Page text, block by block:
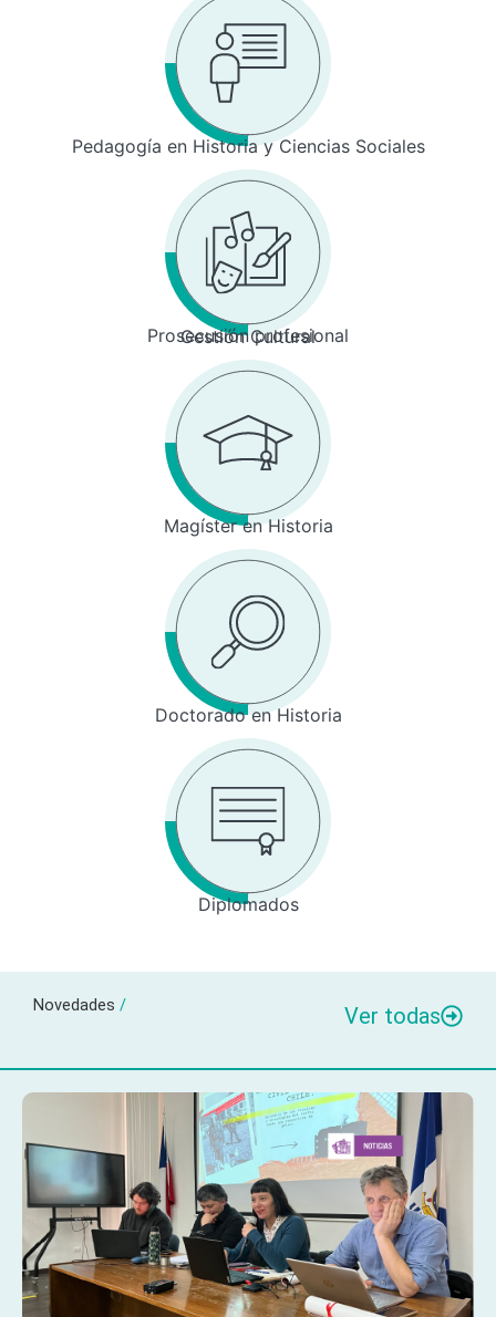
Pedagogía en Historia y Ciencias Sociales
Prosecusión profesional
Gestión Cultural
Magíster en Historia
Doctorado en Historia
Diplomados
Novedades / Ver todas